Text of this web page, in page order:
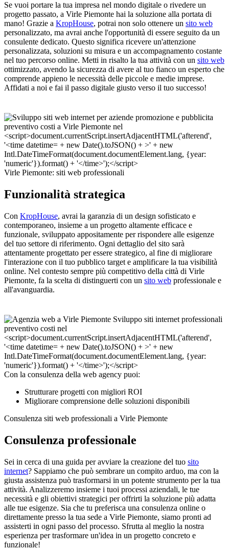
Se vuoi portare la tua impresa nel mondo digitale o rivedere un
progetto passato, a Virle Piemonte hai la soluzione alla portata di
mano! Grazie a KropHouse, potrai non solo ottenere un sito web
personalizzato, ma avrai anche l'opportunità di essere seguito da un
consulente dedicato. Questo significa ricevere un'attenzione
personalizzata, soluzioni su misura e un accompagnamento costante
nel tuo percorso online. Metti in risalto la tua attività con un sito web
ottimizzato, avendo la sicurezza di avere al tuo fianco un esperto che
comprende appieno le necessità delle piccole e medie imprese.
Affidati a noi e fai il passo digitale giusto verso il tuo successo!
Virle Piemonte: siti web professionali
Funzionalità strategica
Con KropHouse, avrai la garanzia di un design sofisticato e
contemporaneo, insieme a un progetto altamente efficace e
funzionale, sviluppato appositamente per rispondere alle esigenze
del tuo settore di riferimento. Ogni dettaglio del sito sarà
attentamente progettato per essere strategico, al fine di migliorare
l'interazione con il tuo pubblico target e amplificare la tua visibilità
online. Nel contesto sempre più competitivo della città di Virle
Piemonte, fa la scelta di distinguerti con un sito web professionale e
all'avanguardia.
Con la consulenza della web agency puoi:
Strutturare progetti con migliori ROI
Migliorare comprensione delle soluzioni disponibili
Consulenza siti web professionali a Virle Piemonte
Consulenza professionale
Sei in cerca di una guida per avviare la creazione del tuo sito
internet? Sappiamo che può sembrare un compito arduo, ma con la
giusta assistenza può trasformarsi in un potente strumento per la tua
attività. Analizzeremo insieme i tuoi processi aziendali, le tue
necessità e gli obiettivi strategici per offrirti la soluzione più adatta
alle tue esigenze. Sia che tu preferisca una consulenza online o
direttamente presso la tua sede a Virle Piemonte, siamo pronti ad
assisterti in ogni passo del processo. Sfrutta al meglio la nostra
esperienza per trasformare un'idea in un progetto concreto e
funzionale!